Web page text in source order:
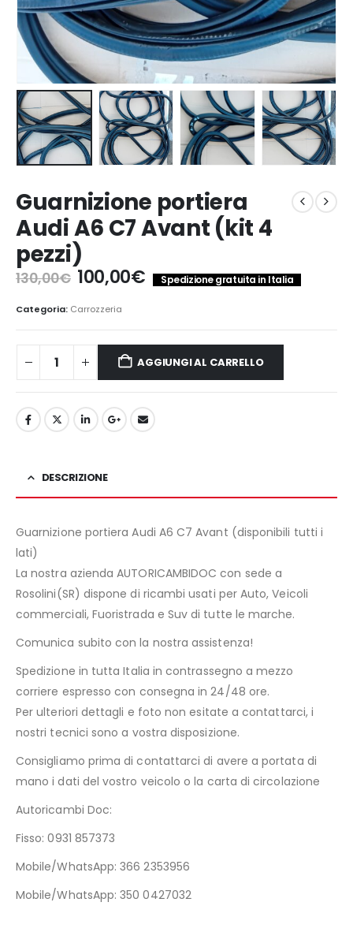
Guarnizione portiera
Audi A6 C7 Avant (kit 4
pezzi)
130,00€ Il
prezzo
originale
era:
130,00€.
100,00€Il
prezzo
è:
100,00€.
Spedizione gratuita in Italia
Categoria: Carrozzeria
AGGIUNGI AL CARRELLO
DESCRIZIONE
Guarnizione portiera Audi A6 C7 Avant (disponibili tutti i
lati)
La nostra azienda AUTORICAMBIDOC con sede a
Rosolini(SR) dispone di ricambi usati per Auto, Veicoli
commerciali, Fuoristrada e Suv di tutte le marche.
Comunica subito con la nostra assistenza!
Spedizione in tutta Italia in contrassegno a mezzo
corriere espresso con consegna in 24/48 ore.
Per ulteriori dettagli e foto non esitate a contattarci, i
nostri tecnici sono a vostra disposizione.
Consigliamo prima di contattarci di avere a portata di
mano i dati del vostro veicolo o la carta di circolazione
Autoricambi Doc:
Fisso: 0931 857373
Mobile/WhatsApp: 366 2353956
Mobile/WhatsApp: 350 0427032